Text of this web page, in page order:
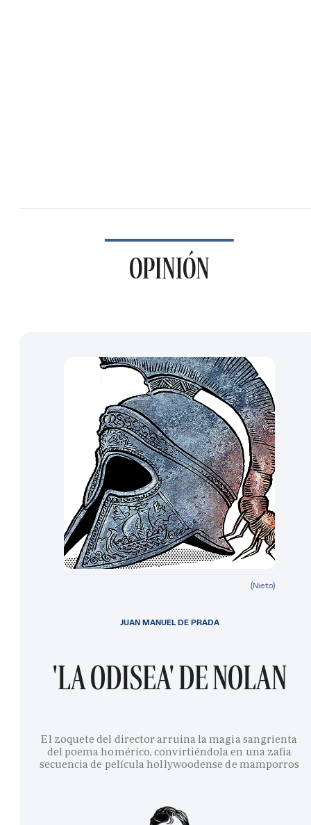
OPINIÓN
(Nieto)
'LA ODISEA' DE NOLAN
El zoquete del director arruina la magia sangrienta
del poema homérico, convirtiéndola en una zafia
secuencia de película hollywoodense de mamporros
JUAN MANUEL DE PRADA